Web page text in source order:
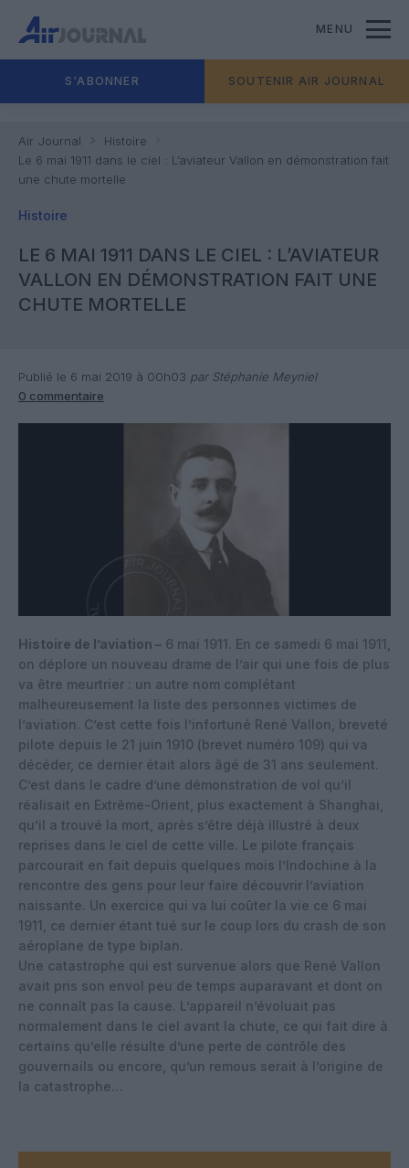
MENU
S'ABONNER SOUTENIR AIR JOURNAL
Air Journal
Histoire
Le 6 mai 1911 dans le ciel : L’aviateur Vallon en démonstration fait
une chute mortelle
Histoire
LE 6 MAI 1911 DANS LE CIEL : L’AVIATEUR
VALLON EN DÉMONSTRATION FAIT UNE
CHUTE MORTELLE
Publié le 6 mai 2019 à 00h03 par Stéphanie Meyniel
0 commentaire
Histoire de l’aviation – 6 mai 1911. En ce samedi 6 mai 1911,
on déplore un nouveau drame de l’air qui une fois de plus
va être meurtrier : un autre nom complétant
malheureusement la liste des personnes victimes de
l’aviation. C’est cette fois l’infortuné René Vallon, breveté
pilote depuis le 21 juin 1910 (brevet numéro 109) qui va
décéder, ce dernier était alors âgé de 31 ans seulement.
C’est dans le cadre d’une démonstration de vol qu’il
réalisait en Extrême-Orient, plus exactement à Shanghai,
qu’il a trouvé la mort, après s’être déjà illustré à deux
reprises dans le ciel de cette ville. Le pilote français
parcourait en fait depuis quelques mois l’Indochine à la
rencontre des gens pour leur faire découvrir l’aviation
naissante. Un exercice qui va lui coûter la vie ce 6 mai
1911, ce dernier étant tué sur le coup lors du crash de son
aéroplane de type biplan.
Une catastrophe qui est survenue alors que René Vallon
avait pris son envol peu de temps auparavant et dont on
ne connaît pas la cause. L’appareil n’évoluait pas
normalement dans le ciel avant la chute, ce qui fait dire à
certains qu’elle résulte d’une perte de contrôle des
gouvernails ou encore, qu’un remous serait à l’origine de
la catastrophe…